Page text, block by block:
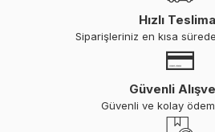
Hızlı
Siparişleriniz en kısa
Güvenli
Güvenli ve kolay